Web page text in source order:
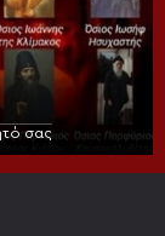
σας